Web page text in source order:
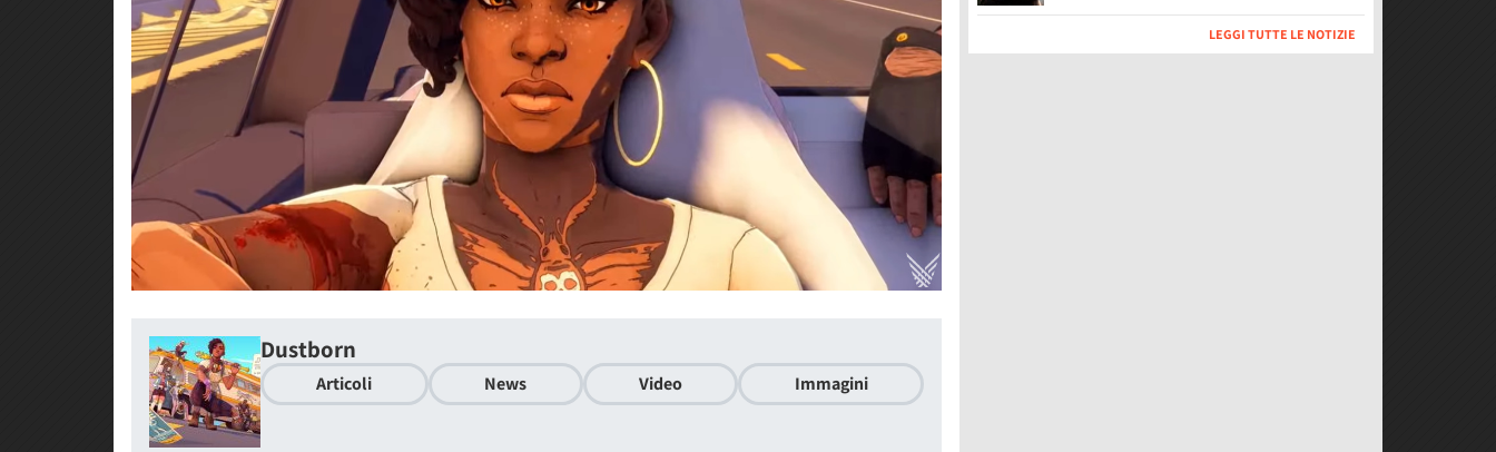
Dustborn
Articoli News Video Immagini
LEGGI TUTTE LE NOTIZIE